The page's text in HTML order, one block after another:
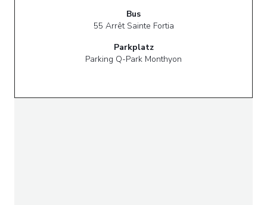
Bus
55 Arrêt Sainte Fortia
Parkplatz
Parking Q-Park Monthyon